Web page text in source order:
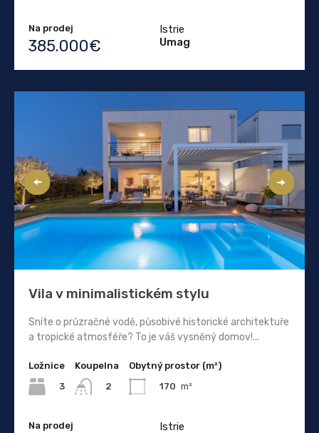
Na prodej
385.000€
Istrie
Umag
Vila v minimalistickém stylu
Sníte o průzračné vodě, působivé historické architektuře
a tropické atmosféře? To je váš vysněný domov!...
Ložnice
3
Koupelna
2
Obytný prostor (m²)
170 m²
Na prodej Istrie